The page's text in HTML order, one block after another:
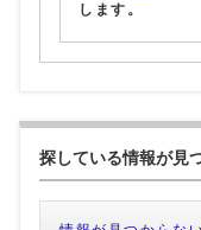
します。
探している情報が見